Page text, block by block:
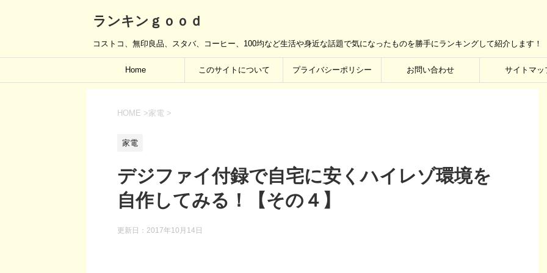
ランキンｇｏｏｄ
コストコ、無印良品、スタバ、コーヒー、100均など生活や身近な話題で気になったものを勝手にランキングして紹介します！
Home このサイトについて プライバシーポリシー お問い合わせ サイトマッ
HOME >家電 >
家電
デジファイ付録で自宅に安くハイレゾ環境を
自作してみる！【その４】
更新日： 2017年10月14日